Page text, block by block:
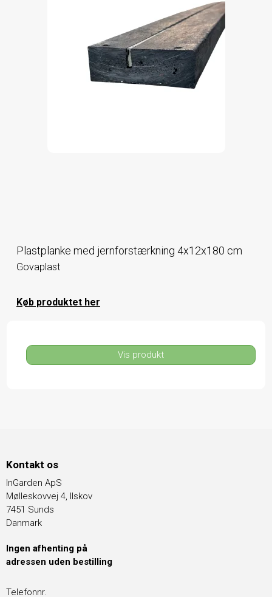
Plastplanke med jernforstærkning 4x12x180 cm
Govaplast
Køb produktet her
Vis produkt
Kontakt os
InGarden ApS
Mølleskovvej 4, Ilskov
7451 Sunds
Danmark
Ingen afhenting på
adressen uden bestilling
Telefonnr.